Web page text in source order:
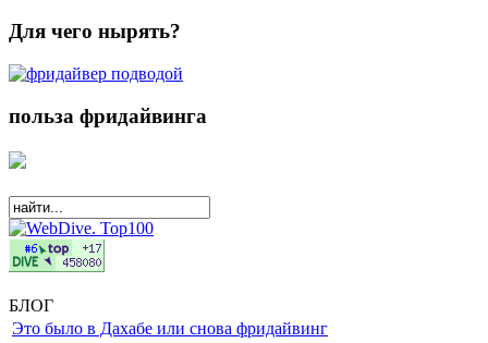
Для чего нырять?
польза фридайвинга
БЛОГ
Это было в Дахабе или снова фридайвинг